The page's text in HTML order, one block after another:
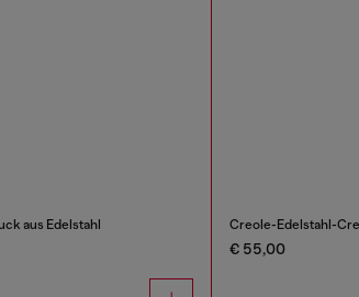
aus Edelstahl Creole-Edelstahl-
€ 55,00